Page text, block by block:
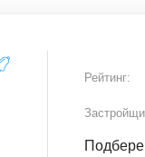
Рейтинг: